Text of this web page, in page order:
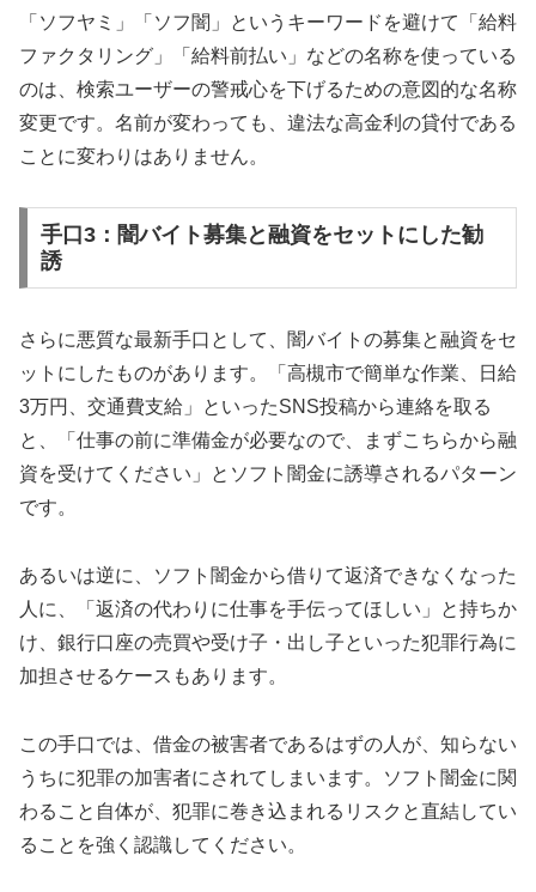
「ソフヤミ」「ソフ闇」というキーワードを避けて「給料
ファクタリング」「給料前払い」などの名称を使っている
のは、検索ユーザーの警戒心を下げるための意図的な名称
変更です。名前が変わっても、違法な高金利の貸付である
ことに変わりはありません。
手口3：闇バイト募集と融資をセットにした勧
誘
さらに悪質な最新手口として、闇バイトの募集と融資をセ
ットにしたものがあります。「高槻市で簡単な作業、日給
3万円、交通費支給」といったSNS投稿から連絡を取る
と、「仕事の前に準備金が必要なので、まずこちらから融
資を受けてください」とソフト闇金に誘導されるパターン
です。
あるいは逆に、ソフト闇金から借りて返済できなくなった
人に、「返済の代わりに仕事を手伝ってほしい」と持ちか
け、銀行口座の売買や受け子・出し子といった犯罪行為に
加担させるケースもあります。
この手口では、借金の被害者であるはずの人が、知らない
うちに犯罪の加害者にされてしまいます。ソフト闇金に関
わること自体が、犯罪に巻き込まれるリスクと直結してい
ることを強く認識してください。